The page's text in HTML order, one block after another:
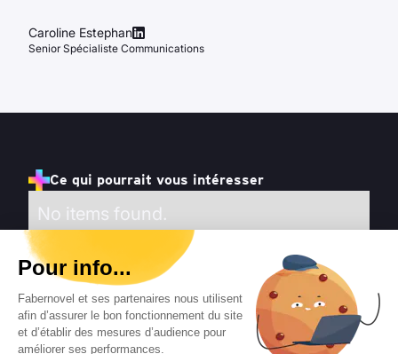
Caroline Estephan
Senior Spécialiste Communications
Ce qui pourrait vous intéresser
No items found.
Pour info...
Fabernovel et ses partenaires nous utilisent
afin d’assurer le bon fonctionnement du site
et d’établir des mesures d’audience pour
améliorer ses performances.